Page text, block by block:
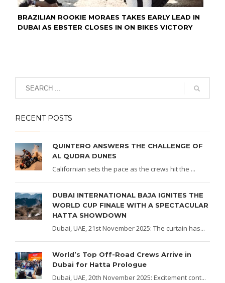
BRAZILIAN ROOKIE MORAES TAKES EARLY LEAD IN
DUBAI AS EBSTER CLOSES IN ON BIKES VICTORY
RECENT POSTS
QUINTERO ANSWERS THE CHALLENGE OF
AL QUDRA DUNES
Californian sets the pace as the crews hit the ...
DUBAI INTERNATIONAL BAJA IGNITES THE
WORLD CUP FINALE WITH A SPECTACULAR
HATTA SHOWDOWN
Dubai, UAE, 21st November 2025: The curtain has...
World’s Top Off-Road Crews Arrive in
Dubai for Hatta Prologue
Dubai, UAE, 20th November 2025: Excitement cont...